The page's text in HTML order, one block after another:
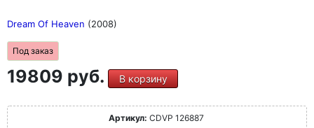
Dream Of Heaven (2008)
Под заказ
19809 руб. В корзину
Артикул: CDVP 126887